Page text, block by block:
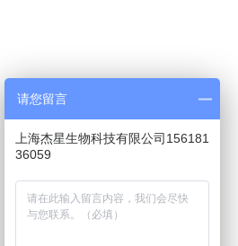
请您留言
上海杰星生物科技有限公司156181
36059